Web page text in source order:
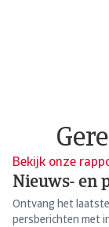
Bekijk onze
Nieuws- en
Ontvang het
persberichten met